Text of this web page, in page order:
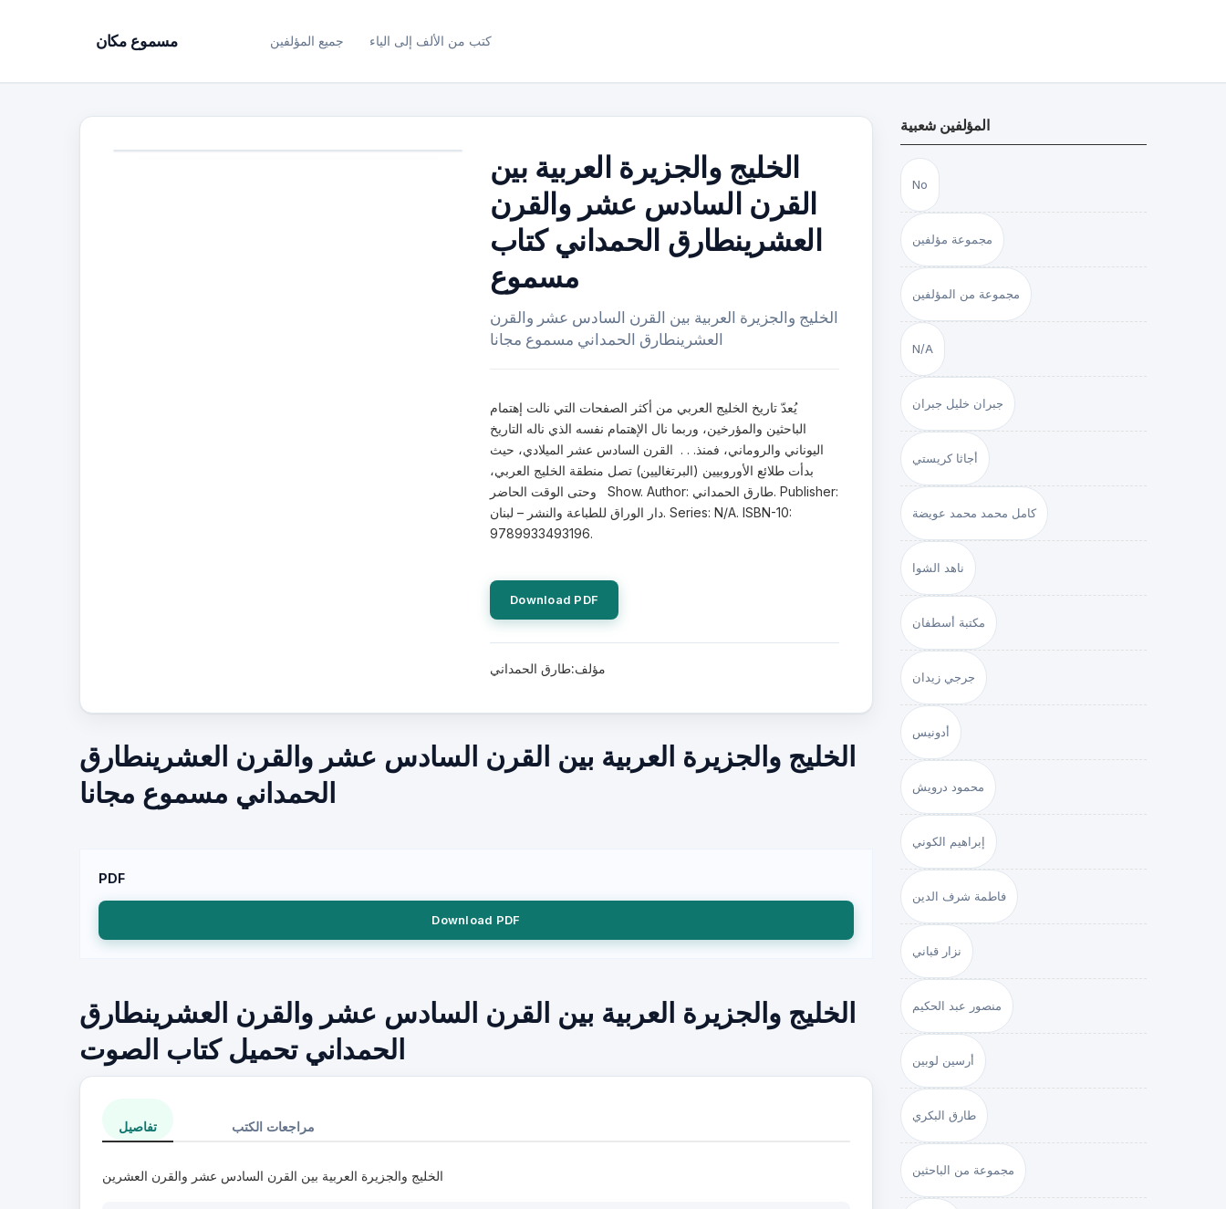
مسموع مكان جميع المؤلفين كتب من الألف إلى الياء
الخليج والجزيرة العربية بين
القرن السادس عشر والقرن
العشرينطارق الحمداني كتاب
مسموع
الخليج والجزيرة العربية بين القرن السادس عشر والقرن
العشرينطارق الحمداني مسموع مجانا
يُعدّ تاريخ الخليج العربي من أكثر الصفحات التي نالت إهتمام
الباحثين والمؤرخين، وربما نال الإهتمام نفسه الذي ناله التاريخ
اليوناني والروماني، فمنذ. . . القرن السادس عشر الميلادي، حيث
بدأت طلائع الأوروبيين (البرتغاليين) تصل منطقة الخليج العربي،
وحتى الوقت الحاضر Show. Author: طارق الحمداني. Publisher:
دار الوراق للطباعة والنشر – لبنان. Series: N/A. ISBN-10:
9789933493196.
Download PDF
مؤلف:طارق الحمداني
الخليج والجزيرة العربية بين القرن السادس عشر والقرن العشرينطارق
الحمداني مسموع مجانا
PDF
Download PDF
الخليج والجزيرة العربية بين القرن السادس عشر والقرن العشرينطارق
الحمداني تحميل كتاب الصوت
تفاصيل مراجعات الكتب
الخليج والجزيرة العربية بين القرن السادس عشر والقرن العشرين
المؤلفين شعبية
No
مجموعة مؤلفين
مجموعة من المؤلفين
N/A
جبران خليل جبران
أجاثا كريستي
كامل محمد محمد عويضة
ناهد الشوا
مكتبة أسطفان
جرجي زيدان
أدونيس
محمود درويش
إبراهيم الكوني
فاطمة شرف الدين
نزار قباني
منصور عبد الحكيم
أرسين لوبين
طارق البكري
مجموعة من الباحثين